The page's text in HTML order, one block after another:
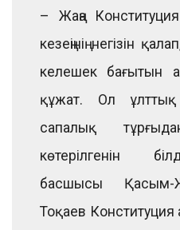
– Жаңа Конституция
кезеңінің негізін
келешек бағытын
құжат. Ол ұлттық
сапалық
көтерілгенін
басшысы Қасым-
Тоқаев Конституция